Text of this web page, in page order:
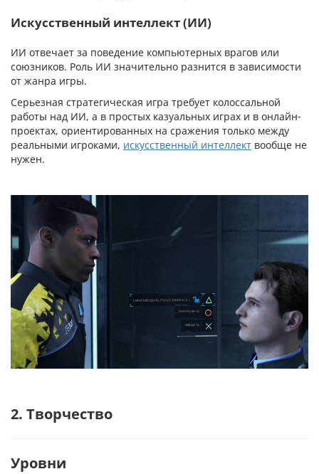
Искусственный интеллект (ИИ)
ИИ отвечает за поведение компьютерных врагов или
союзников. Роль ИИ значительно разнится в зависимости
от жанра игры.
Серьезная стратегическая игра требует колоссальной
работы над ИИ, а в простых казуальных играх и в онлайн-
проектах, ориентированных на сражения только между
реальными игроками, искусственный интеллект вообще не
нужен.
2. Творчество
Уровни